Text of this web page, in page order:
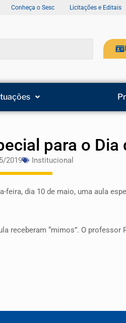
Conheça o Sesc Licitações e Editais
para o Dia
2019 Institucional
feira, dia 10 de maio, uma aula
receberam “mimos”. O